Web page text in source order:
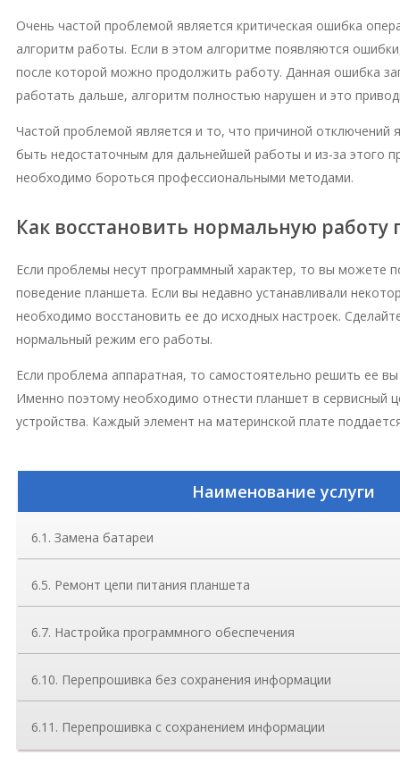
Очень частой проблемой является критическая ошибка
алгоритм работы. Если в этом алгоритме появляются
после которой можно продолжить работу. Данная ошибка
работать дальше, алгоритм полностью нарушен и это
Частой проблемой является и то, что причиной
быть недостаточным для дальнейшей работы и из-за этого
необходимо бороться профессиональными методами.
Как восстановить нормальную работу
Если проблемы несут программный характер, то вы можете
поведение планшета. Если вы недавно устанавливали
необходимо восстановить ее до исходных настроек.
нормальный режим его работы.
Если проблема аппаратная, то самостоятельно решить ее
Именно поэтому необходимо отнести планшет в сервисный
устройства. Каждый элемент на материнской плате
Наименование услуги
6.1. Замена батареи
6.5. Ремонт цепи питания планшета
6.7. Настройка программного обеспечения
6.10. Перепрошивка без сохранения информации
6.11. Перепрошивка с сохранением информации